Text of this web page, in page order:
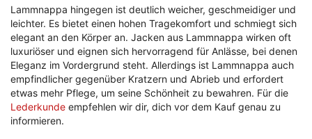
Lammnappa hingegen ist deutlich weicher, geschmeidiger und
leichter. Es bietet einen hohen Tragekomfort und schmiegt sich
elegant an den Körper an. Jacken aus Lammnappa wirken oft
luxuriöser und eignen sich hervorragend für Anlässe, bei denen
Eleganz im Vordergrund steht. Allerdings ist Lammnappa auch
empfindlicher gegenüber Kratzern und Abrieb und erfordert
etwas mehr Pflege, um seine Schönheit zu bewahren. Für die
Lederkunde empfehlen wir dir, dich vor dem Kauf genau zu
informieren.